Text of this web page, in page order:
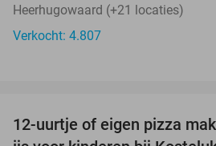
Heerhugowaard (+21 locaties)
Verkocht: 4.807
12-uurtje of eigen pizza